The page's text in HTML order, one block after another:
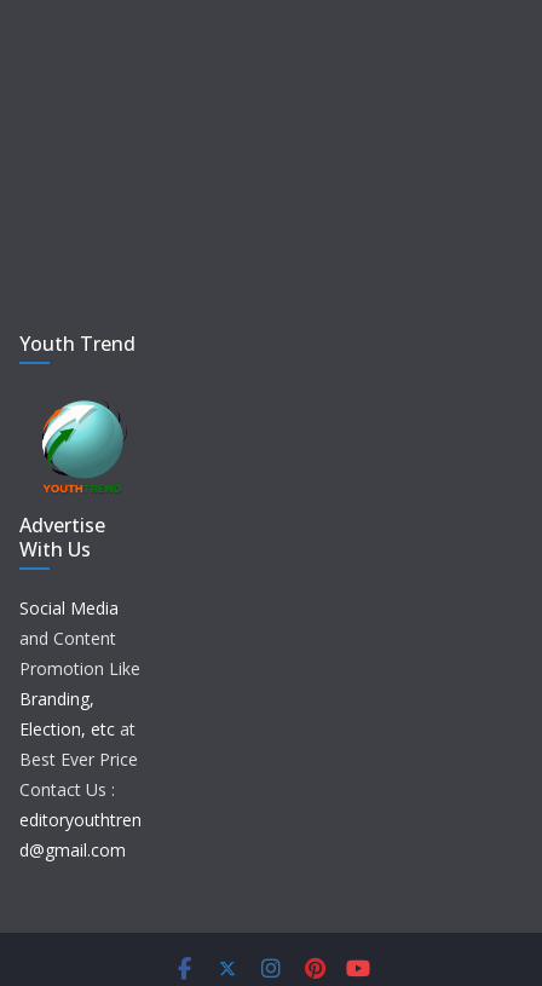
Youth Trend
Advertise
With Us
Social Media
and Content
Promotion Like
Branding,
Election, etc at
Best Ever Price
Contact Us :
editoryouthtren
d@gmail.com